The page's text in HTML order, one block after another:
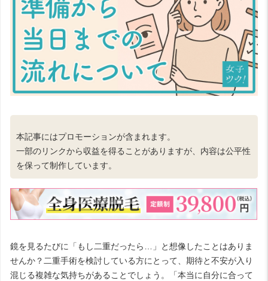
本記事にはプロモーションが含まれます。
一部のリンクから収益を得ることがありますが、内容は公平性
を保って制作しています。
鏡を見るたびに「もし二重だったら…」と想像したことはありま
せんか？二重手術を検討している方にとって、期待と不安が入り
混じる複雑な気持ちがあることでしょう。「本当に自分に合って